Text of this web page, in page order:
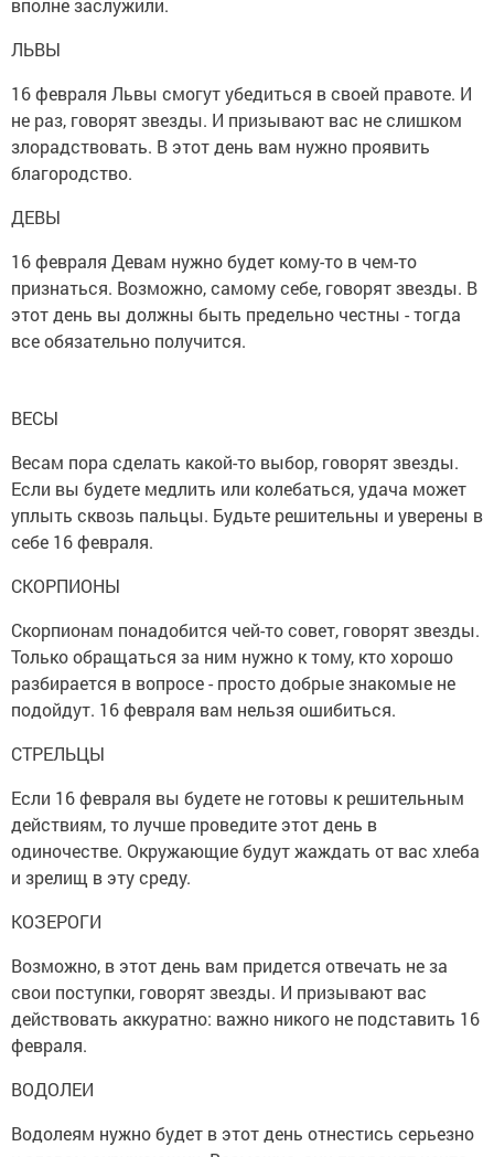
вполне заслужили.
ЛЬВЫ
16 февраля Львы смогут убедиться в своей правоте. И
не раз, говорят звезды. И призывают вас не слишком
злорадствовать. В этот день вам нужно проявить
благородство.
ДЕВЫ
16 февраля Девам нужно будет кому-то в чем-то
признаться. Возможно, самому себе, говорят звезды. В
этот день вы должны быть предельно честны - тогда
все обязательно получится.
ВЕСЫ
Весам пора сделать какой-то выбор, говорят звезды.
Если вы будете медлить или колебаться, удача может
уплыть сквозь пальцы. Будьте решительны и уверены в
себе 16 февраля.
СКОРПИОНЫ
Скорпионам понадобится чей-то совет, говорят звезды.
Только обращаться за ним нужно к тому, кто хорошо
разбирается в вопросе - просто добрые знакомые не
подойдут. 16 февраля вам нельзя ошибиться.
СТРЕЛЬЦЫ
Если 16 февраля вы будете не готовы к решительным
действиям, то лучше проведите этот день в
одиночестве. Окружающие будут жаждать от вас хлеба
и зрелищ в эту среду.
КОЗЕРОГИ
Возможно, в этот день вам придется отвечать не за
свои поступки, говорят звезды. И призывают вас
действовать аккуратно: важно никого не подставить 16
февраля.
ВОДОЛЕИ
Водолеям нужно будет в этот день отнестись серьезно